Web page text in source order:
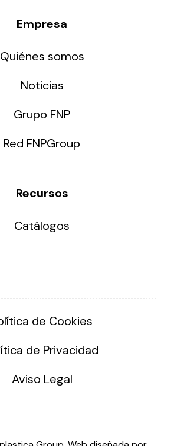
Empresa
Quiénes somos
Noticias
Grupo FNP
Red FNPGroup
Recursos
Catálogos
de Cookies
de Privacidad
Aviso Legal